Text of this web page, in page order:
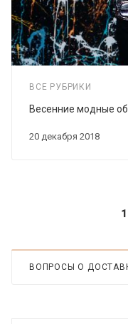
ВСЕ РУБРИКИ
20 декабря 2018
Весенние модные
1
ВОПРОСЫ О